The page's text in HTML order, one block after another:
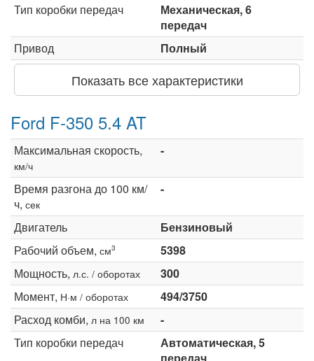
Тип коробки передач
Механическая, 6
передач
Привод
Полный
Показать все характеристики
Ford F-350 5.4 AT
Максимальная скорость,
км/ч
-
Время разгона до 100 км/
ч, сек
-
Двигатель
Бензиновый
Рабочий объем, см3
5398
Мощность, л.с. / оборотах
300
Момент, Н·м / оборотах
494/3750
Расход комби, л на 100 км
-
Тип коробки передач
Автоматическая, 5
передач